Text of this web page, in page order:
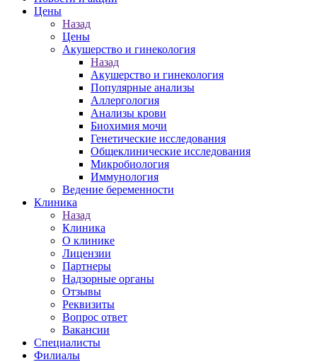
Цены
Назад
Цены
Акушерство и гинекология
Назад
Акушерство и гинекология
Популярные анализы
Аллергология
Анализы крови
Биохимия мочи
Генетические исследования
Общеклинические исследования
Микробиология
Иммунология
Ведение беременности
Клиника
Назад
Клиника
О клинике
Лицензии
Партнеры
Надзорные органы
Отзывы
Реквизиты
Вопрос ответ
Вакансии
Специалисты
Филиалы